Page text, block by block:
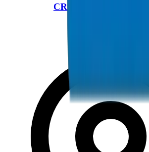
CROWN PLASTIC